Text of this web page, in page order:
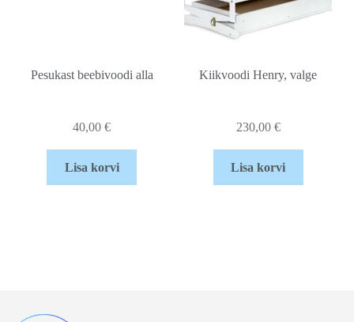
Pesukast beebivoodi alla
40,00€
Lisa korvi
Kiikvoodi Henry, valge
230,00 €
Lisa korvi